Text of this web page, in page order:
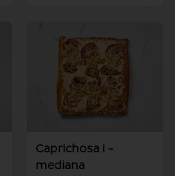
Caprichosa i -
mediana